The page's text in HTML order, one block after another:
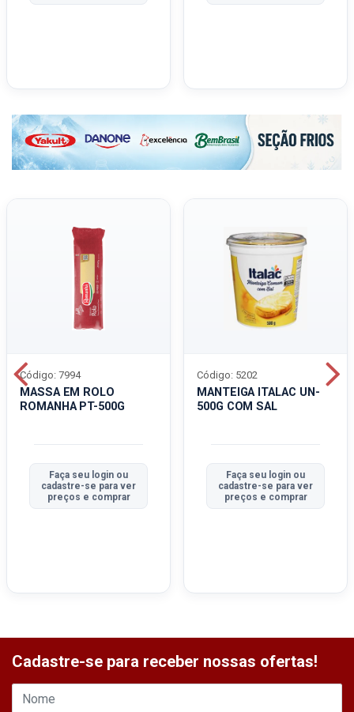
MASSA EM ROLO
ROMANHA PT-500G
Código: 7994
Faça seu login ou
cadastre-se para ver
preços e comprar
MANTEIGA ITALAC UN-
500G COM SAL
Código: 5202
Faça seu login ou
cadastre-se para ver
preços e comprar
Cadastre-se para receber nossas ofertas!